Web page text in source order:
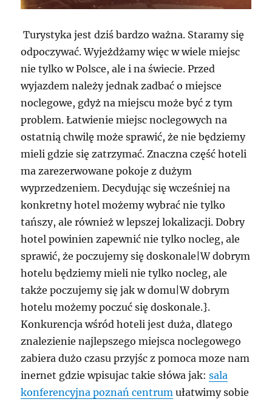
Turystyka jest dziś bardzo ważna. Staramy się
odpoczywać. Wyjeżdżamy więc w wiele miejsc
nie tylko w Polsce, ale i na świecie. Przed
wyjazdem należy jednak zadbać o miejsce
noclegowe, gdyż na miejscu może być z tym
problem. Łatwienie miejsc noclegowych na
ostatnią chwilę może sprawić, że nie będziemy
mieli gdzie się zatrzymać. Znaczna część hoteli
ma zarezerwowane pokoje z dużym
wyprzedzeniem. Decydując się wcześniej na
konkretny hotel możemy wybrać nie tylko
tańszy, ale również w lepszej lokalizacji. Dobry
hotel powinien zapewnić nie tylko nocleg, ale
sprawić, że poczujemy się doskonale|W dobrym
hotelu będziemy mieli nie tylko nocleg, ale
także poczujemy się jak w domu|W dobrym
hotelu możemy poczuć się doskonale.}.
Konkurencja wśród hoteli jest duża, dlatego
znalezienie najlepszego miejsca noclegowego
zabiera dużo czasu przyjśc z pomoca moze nam
inernet gdzie wpisujac takie słówa jak:sala
konferencyjna poznań centrum ułatwimy sobie